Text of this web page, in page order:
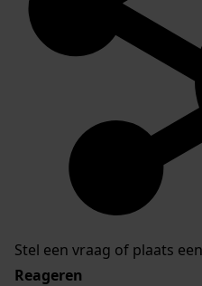
Stel een vraag of plaats
Reageren